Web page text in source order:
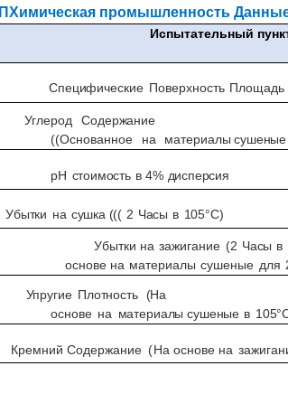
ПХимическая промышленность
Испытательный
Специфические Поверхность Площадь
Углерод
Содержание
((Основанное
на материалы сушеные
pH стоимость в 4% дисперсия
Убытки на сушка ((( 2 Часы в 105°C)
Убытки на зажигание (2 Часы в
основе на материалы сушеные для
Упругие Плотность
(На
основе на материалы сушеные в
Кремний Содержание (На основе на